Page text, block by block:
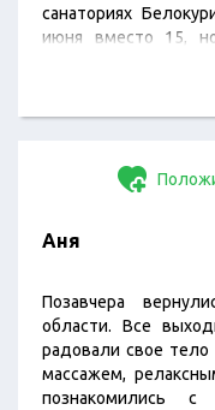
санаториях
июня вместо 15,
видом на море, на
Аня
Позавчера
области. Все
радовали свое
массажем,
познакомились с